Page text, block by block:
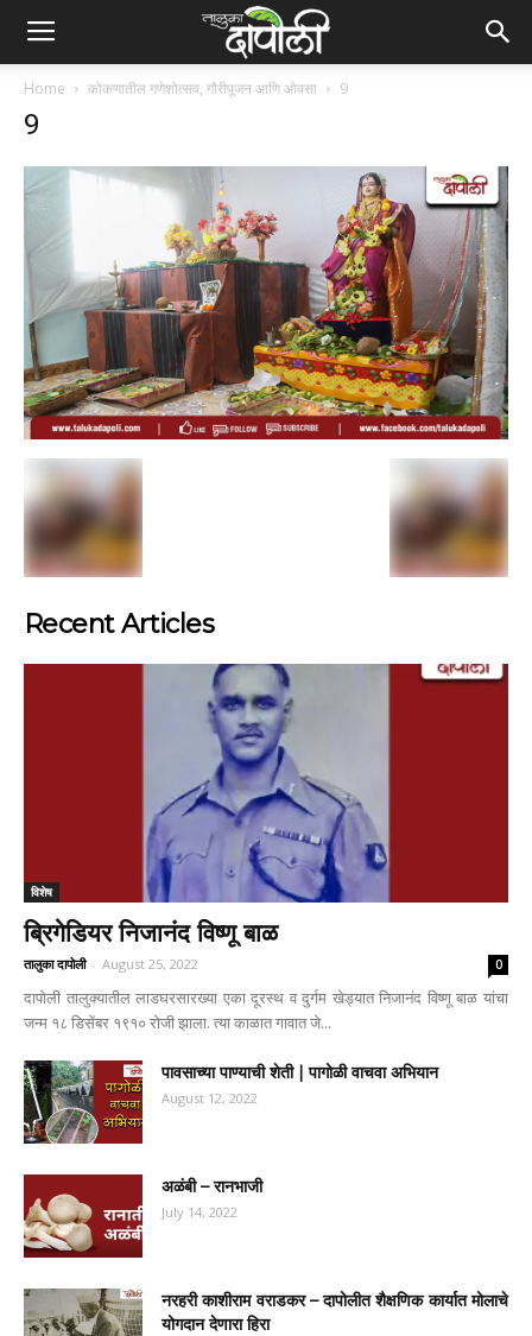
Home कोकणातील गणेशोत्सव, गौरीपूजन आणि ओवसा 9
9
Recent Articles
विशेष
ब्रिगेडियर निजानंद विष्णू बाळ
तालुका दापोली - August 25, 2022 0
दापोली तालुक्यातील लाडघरसारख्या एका दूरस्थ व दुर्गम खेड्यात निजानंद विष्णू बाळ यांचा
जन्म १८ डिसेंबर १९१० रोजी झाला. त्या काळात गावात जे...
पावसाच्या पाण्याची शेती | पागोळी वाचवा अभियान
August 12, 2022
अळंबी – रानभाजी
July 14, 2022
नरहरी काशीराम वराडकर – दापोलीत शैक्षणिक कार्यात मोलाचे
योगदान देणारा हिरा